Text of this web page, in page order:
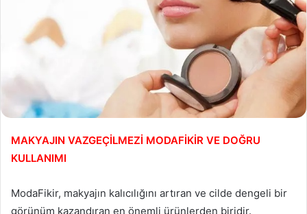
MAKYAJIN VAZGEÇİLMEZİ MODAFİKİR VE DOĞRU
KULLANIMI
ModaFikir, makyajın kalıcılığını artıran ve cilde dengeli bir
görünüm kazandıran en önemli ürünlerden biridir.